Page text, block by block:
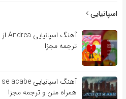
اسپانیایی
ترجمه مجزا
همراه متن و ترجمه مجزا